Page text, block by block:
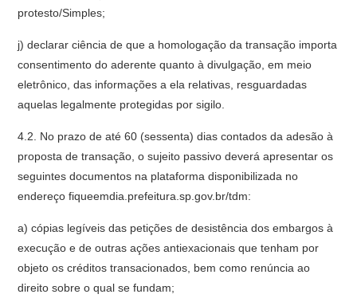
protesto/Simples;
j) declarar ciência de que a homologação da transação importa
consentimento do aderente quanto à divulgação, em meio
eletrônico, das informações a ela relativas, resguardadas
aquelas legalmente protegidas por sigilo.
4.2. No prazo de até 60 (sessenta) dias contados da adesão à
proposta de transação, o sujeito passivo deverá apresentar os
seguintes documentos na plataforma disponibilizada no
endereço fiqueemdia.prefeitura.sp.gov.br/tdm:
a) cópias legíveis das petições de desistência dos embargos à
execução e de outras ações antiexacionais que tenham por
objeto os créditos transacionados, bem como renúncia ao
direito sobre o qual se fundam;